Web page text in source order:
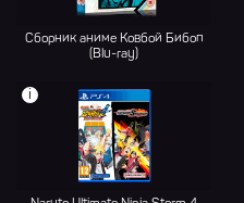
Сборник аниме Ковбой Бибоп
(Blu-ray)
i